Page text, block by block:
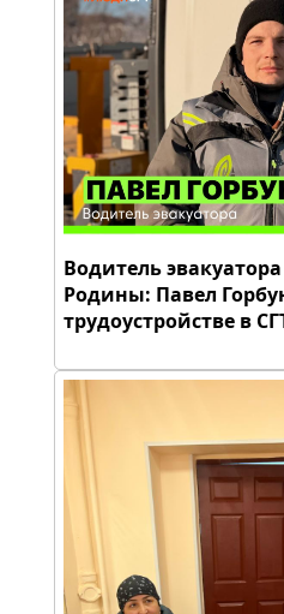
Водитель
Родины: Павел
трудоустройстве в